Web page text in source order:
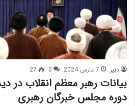
دبیر 7 مارس 2024 0
27
بیانات رهبر معظم انقلاب در
دوره مجلس خبرگان رهبری